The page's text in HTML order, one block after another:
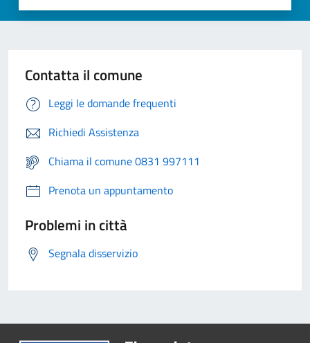
Contatta il comune
Leggi le domande frequenti
Richiedi Assistenza
Chiama il comune 0831 997111
Prenota un appuntamento
Problemi in città
Segnala disservizio